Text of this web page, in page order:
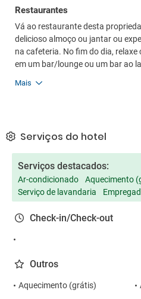
Restaurantes
Vá ao restaurante desta
delicioso almoço ou jantar ou
na cafeteria. No fim do dia,
em um bar/lounge ou um bar ao
Mais
Serviços do hotel
Serviços destacados:
Ar-condicionado
Aquecimento
Serviço de lavandaria
Check-in/Check-out
Outros
Aquecimento (grátis)